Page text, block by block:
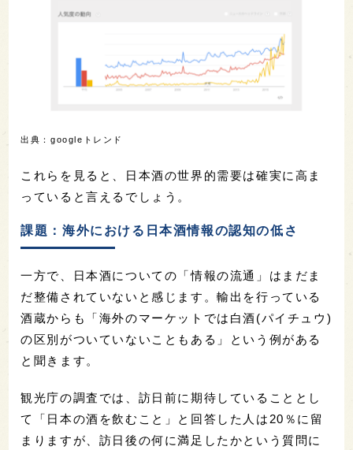
出典：googleトレンド
これらを見ると、日本酒の世界的需要は確実に高ま
っていると言えるでしょう。
課題：海外における日本酒情報の認知の低さ
一方で、日本酒についての「情報の流通」はまだま
だ整備されていないと感じます。輸出を行っている
酒蔵からも「海外のマーケットでは白酒(パイチュウ)
の区別がついていないこともある」という例がある
と聞きます。
観光庁の調査では、訪日前に期待していることとし
て「日本の酒を飲むこと」と回答した人は20％に留
まりますが、訪日後の何に満足したかという質問に